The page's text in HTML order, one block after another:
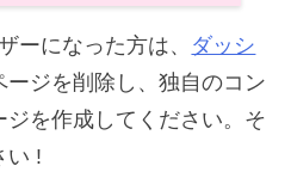
ーになった方は、 ダッシ
ージを削除し、独自のコン
を作成してください。そ
い !